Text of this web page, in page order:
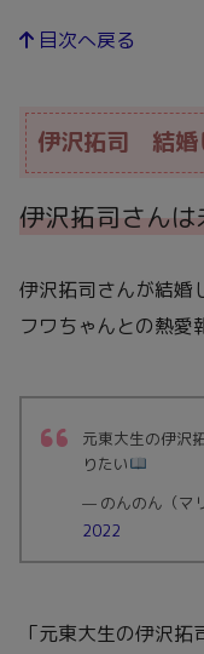
目次へ戻る
伊沢拓司 結婚
伊沢拓司さんは
伊沢拓司さんが結婚
フワちゃんとの熱愛
元東大生の伊沢
りたい
— のんのん（マ
2022
「元東大生の伊沢